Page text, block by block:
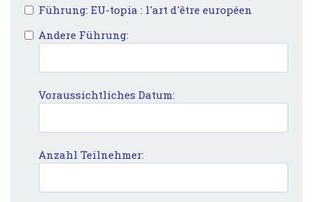
Führung: EU-topia : l'art d'être européen
Andere Führung:
Voraussichtliches Datum:
Anzahl Teilnehmer: